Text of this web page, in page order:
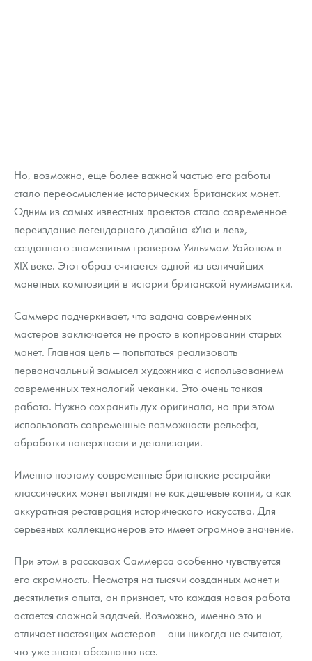
Но, возможно, еще более важной частью его работы
стало переосмысление исторических британских монет.
Одним из самых известных проектов стало современное
переиздание легендарного дизайна «Уна и лев»,
созданного знаменитым гравером Уильямом Уайоном в
XIX веке. Этот образ считается одной из величайших
монетных композиций в истории британской нумизматики.
Саммерс подчеркивает, что задача современных
мастеров заключается не просто в копировании старых
монет. Главная цель — попытаться реализовать
первоначальный замысел художника с использованием
современных технологий чеканки. Это очень тонкая
работа. Нужно сохранить дух оригинала, но при этом
использовать современные возможности рельефа,
обработки поверхности и детализации.
Именно поэтому современные британские рестрайки
классических монет выглядят не как дешевые копии, а как
аккуратная реставрация исторического искусства. Для
серьезных коллекционеров это имеет огромное значение.
При этом в рассказах Саммерса особенно чувствуется
его скромность. Несмотря на тысячи созданных монет и
десятилетия опыта, он признает, что каждая новая работа
остается сложной задачей. Возможно, именно это и
отличает настоящих мастеров — они никогда не считают,
что уже знают абсолютно все.